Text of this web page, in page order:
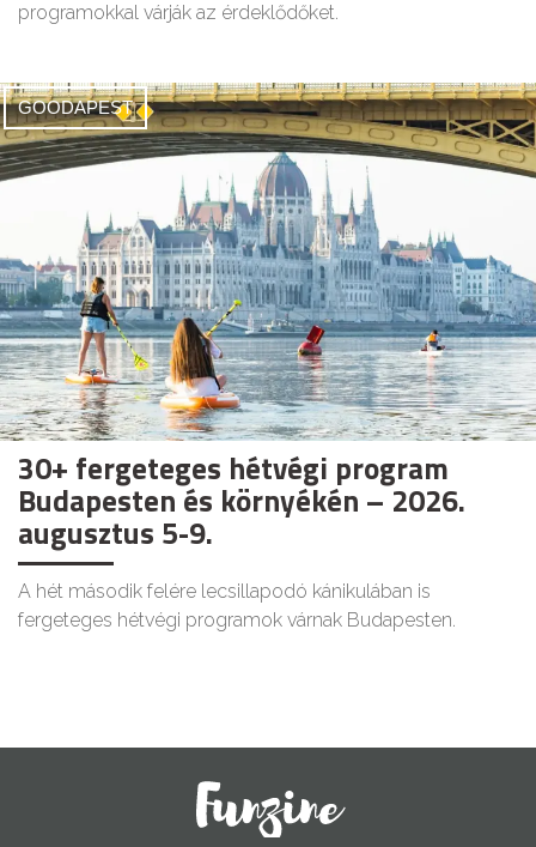
programokkal várják az érdeklődőket.
GOODAPEST
30+ fergeteges hétvégi program
Budapesten és környékén – 2026.
augusztus 5-9.
A hét második felére lecsillapodó kánikulában is
fergeteges hétvégi programok várnak Budapesten.